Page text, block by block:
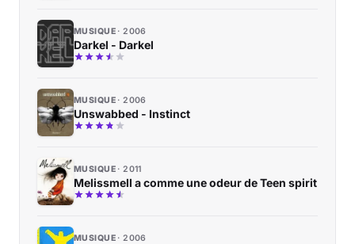
MUSIQUE 2006
Darkel - Darkel
MUSIQUE 2006
Unswabbed - Instinct
MUSIQUE 2011
Melissmell a comme une odeur de Teen spirit
MUSIQUE 2006